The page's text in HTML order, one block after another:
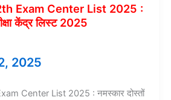
Exam Center List 2025 :
केंद्र लिस्ट 2025
2025
Center List 2025 : नमस्कार दोस्तों